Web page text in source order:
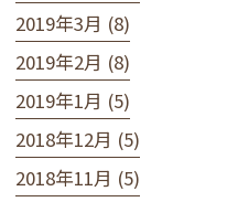
2019年3月 (8)
2019年2月 (8)
2019年1月 (5)
2018年12月 (5)
2018年11月 (5)